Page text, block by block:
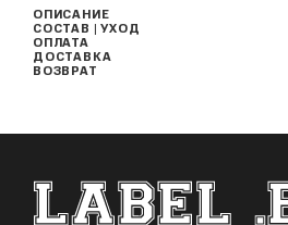
ОПИСАНИЕ
СОСТАВ | УХОД
ОПЛАТА
ДОСТАВКА
ВОЗВРАТ
ФУТЕР САЙТА